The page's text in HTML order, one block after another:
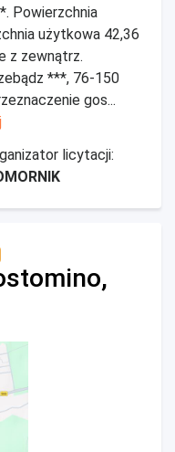
Powierzchnia
użytkowa 42,36
z zewnątrz.
***, 76-150
gos...
licytacji: